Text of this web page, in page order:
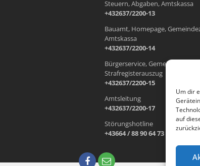
Um dir
auf
Steuern, Abgaben, Amtskassa
+432637/2200-13
Bauamt, Homepage,
Amtskassa
+432637/2200-14
Bürgerservice,
Strafregisterauszug
+432637/2200-15
Amtsleitung
+432637/2200-17
Störungshotline
+43664 / 88 90 64 73